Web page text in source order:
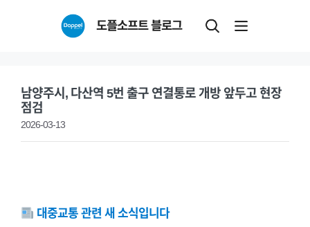
도플소프트 블로그
남양주시, 다산역 5번 출구 연결통로 개방 앞두고 현장
점검
2026-03-13
대중교통 관련 새 소식입니다